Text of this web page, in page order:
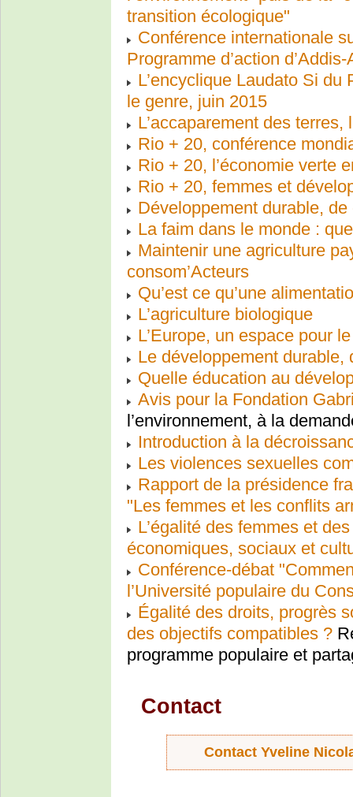
transition écologique"
Conférence internationale
Programme d’action
L’encyclique Laudato Si du
le genre, juin 2015
L’accaparement des
Rio + 20, conférence
Rio + 20, l’économie verte
Rio + 20, femmes et
Développement durable,
La faim dans le monde :
Maintenir une agriculture
consom’Acteurs
Qu’est ce qu’une
L’agriculture biologique
L’Europe, un espace pour
Le développement
Quelle éducation au
Avis pour la Fondation
l’environnement, à la
Introduction à la
Les violences sexuelles
Rapport de la présidence
"Les femmes et les conflits
L’égalité des femmes et
économiques, sociaux et
Conférence-débat
l’Université populaire du
Égalité des droits, progrès
des objectifs compatibles ?
programme populaire et
Contact
Contact Yveline